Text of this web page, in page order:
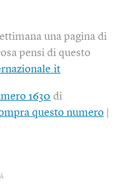
una pagina di
pensi di questo
1630 di
questo numero